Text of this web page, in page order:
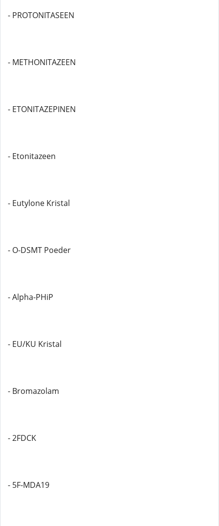
- PROTONITASEEN
- METHONITAZEEN
- ETONITAZEPINEN
- Etonitazeen
- Eutylone Kristal
- O-DSMT Poeder
- Alpha-PHiP
- EU/KU Kristal
- Bromazolam
- 2FDCK
- 5F-MDA19